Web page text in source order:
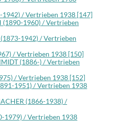
1942) / Vertrieben 1938 [147]
1960) / Vertrieben
1942) / Vertrieben
/ Vertrieben 1938 [150]
(1886-) / Vertrieben
/ Vertrieben 1938 [152]
1951) / Vertrieben 1938
(1866-1938) /
1979) / Vertrieben 1938